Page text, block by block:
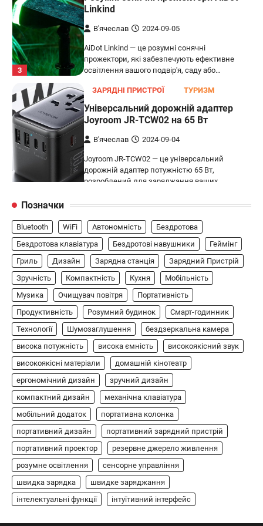
3
Linkind
В'ячеслав 2024-09-05
AiDot Linkind — це розумні сонячні
прожектори, які забезпечують ефективне
освітлення вашого подвір'я, саду або…
ЗАРЯДНІ ПРИСТРОЇ ТУРИЗМ
Універсальний дорожній адаптер
Joyroom JR-TCW02 на 65 Вт
В'ячеслав 2024-09-04
Joyroom JR-TCW02 — це універсальний
дорожній адаптер потужністю 65 Вт,
розроблений для заряджання ваших
5
Бездротовий контролер 8BitDo Lite
SE 2.4G для Xbox
В'ячеслав 2024-09-03
8BitDo Lite SE 2.4G — це компактний
бездротовий контролер, розроблений
спеціально для Xbox. Завдяки своєму…
1
АУДІО КОЛОНКИ
Бездротова колонка LG XBOOM Go
XG2T
В'ячеслав 2024-09-07
LG XBOOM Go XG2T — це компактна
бездротова колонка, яка поєднує в собі
потужний звук…
ЗАРЯДНІ ПРИСТРОЇ
Портативна зарядна станція Yoshino
Power B330 SST
В'ячеслав 2024-09-06
Yoshino Power B330 SST — це
Позначки
Bluetooth WiFi Автономність
Бездротова
Бездротова клавіатура
Бездротові навушники
Геймінг
Гриль
Дизайн Зарядна станція
Зарядний Пристрій
Зручність
Компактність Кухня
Мобільність
Музика
Очищувач повітря
Портативність
Продуктивність
Розумний будинок
Смарт-годинник
Технології
Шумозаглушення
бездзеркальна камера
висока потужність
висока ємність
високоякісний звук
високоякісні матеріали
домашній кінотеатр
ергономічний дизайн
зручний дизайн
компактний дизайн
механічна клавіатура
мобільний додаток
портативна колонка
портативний дизайн
портативний зарядний пристрій
портативний проектор
резервне джерело живлення
розумне освітлення
сенсорне управління
швидка зарядка
швидке заряджання
інтелектуальні функції
інтуїтивний інтерфейс